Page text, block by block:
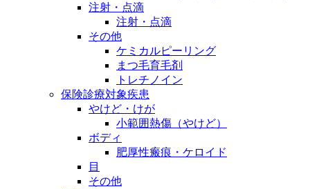
注射・点滴
注射・点滴
その他
ケミカルピーリング
まつ毛育毛剤
トレチノイン
保険診療対象疾患
やけど・けが
小範囲熱傷（やけど）
ボディ
肥厚性瘢痕・ケロイド
目
その他